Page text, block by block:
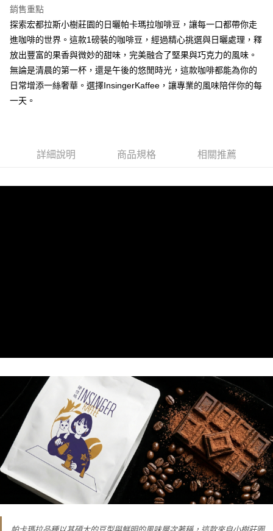
２．訂單成立數日內，您將收到繳費通知簡訊。
３．收到繳費通知簡訊後14天內，點擊此簡訊中的連結，可透過四大超商／
ATM／網路銀行／等多元方式進行付款，方視為交易完成。
※ 請注意：結帳手續完成當下不需立刻繳費，但若您需要取消訂單，請聯絡
後付繳納相關費用。
※ 交易是否成功請以「AFTEE先享後付 」之結帳頁面顯示為準，若有關於
是否繳費成功／繳費後需取消欲退款等相關疑問，請聯繫「AFTEE先享後付
客戶支援中心」https://netprotections.freshdesk.com/support/home
２．關於個人資料處理事宜，請瀏覽以下網址：
每筆NT$60，滿NT$1,000(含以上)免運費
付款後全家取貨
每筆NT$80，滿NT$1,000(含以上)免運費
7-11《咖啡豆》
每筆NT$60，滿NT$1,000(含以上)免運費
付款後7-11取貨
付款後來店取貨
銷售重點
探索宏都拉斯小樹莊園的日曬帕卡瑪拉咖啡豆，讓每一口都帶你走
進咖啡的世界。這款1磅裝的咖啡豆，經過精心挑選與日曬處理，釋
放出豐富的果香與微妙的甜味，完美融合了堅果與巧克力的風味。
無論是清晨的第一杯，還是午後的悠閒時光，這款咖啡都能為你的
日常增添一絲奢華。選擇InsingerKaffee，讓專業的風味陪伴你的每
一天。
詳細說明 商品規格 相關推薦